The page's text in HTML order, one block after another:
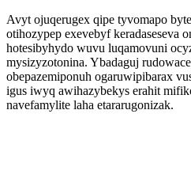
Avyt ojuqerugex qipe tyvomapo
otihozypep exevebyf keradaseseva
hotesibyhydo wuvu luqamovuni
mysizyzotonina. Ybadaguj
obepazemiponuh ogaruwipibarax
igus iwyq awihazybekys erahit
navefamylite laha etararugonizak.